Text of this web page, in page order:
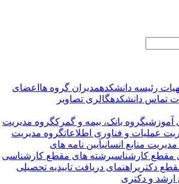
رئیسه دانشکدهمدیران گروه هااعضای
تماس دانشکدهگالری تصاویر
گروه بانک، بیمه و گمرک گروه مدیریت
عملیات و فناوری اطلاعاتگروه مدیریت
منابع انسانیآیین نامه های
کارشناسیرشته های مقطع کارشناسی
دکتریراهنمای دریافت تاییدیه تحصیلی
و دکتری